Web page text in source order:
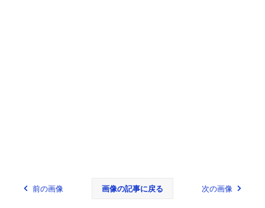
前の画像 画像の記事に戻る 次の画像